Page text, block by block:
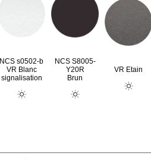
NCS s0502-b
VR Blanc
signalisation
NCS S8005-
Y20R
Brun
VR Etain